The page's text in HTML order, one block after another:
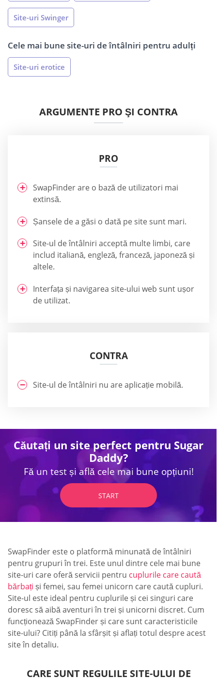
Site-uri Swinger
Cele mai bune site-uri de întâlniri pentru adulți
Site-uri erotice
ARGUMENTE PRO ŞI CONTRA
PRO
SwapFinder are o bază de utilizatori mai
extinsă.
Șansele de a găsi o dată pe site sunt mari.
Site-ul de întâlniri acceptă multe limbi, care
includ italiană, engleză, franceză, japoneză și
altele.
Interfața și navigarea site-ului web sunt ușor
de utilizat.
CONTRA
Site-ul de întâlniri nu are aplicație mobilă.
Căutați un site perfect pentru Sugar
Daddy?
Fă un test și află cele mai bune opțiuni!
START
SwapFinder este o platformă minunată de întâlniri
pentru grupuri în trei. Este unul dintre cele mai bune
site-uri care oferă servicii pentru cuplurile care caută
bărbați și femei, sau femei unicorn care caută cupluri.
Site-ul este ideal pentru cuplurile și cei singuri care
doresc să aibă aventuri în trei și unicorni discret. Cum
funcționează SwapFinder și care sunt caracteristicile
site-ului? Citiți până la sfârșit și aflați totul despre acest
site în detaliu.
CARE SUNT REGULILE SITE-ULUI DE